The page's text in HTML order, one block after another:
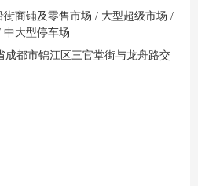
街商铺及零售市场 / 大型超级市场 /
中大型停车场
成都市锦江区三官堂街与龙舟路交